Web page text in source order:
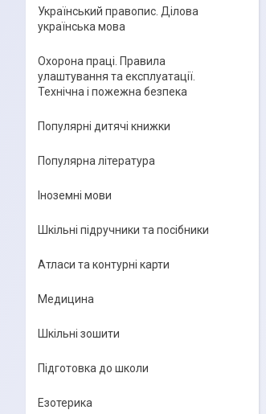
Український правопис. Ділова
українська мова
Охорона праці. Правила
улаштування та експлуатації.
Технічна і пожежна безпека
Популярні дитячі книжки
Популярна література
Іноземні мови
Шкільні підручники та посібники
Атласи та контурні карти
Медицина
Шкільні зошити
Підготовка до школи
Езотерика